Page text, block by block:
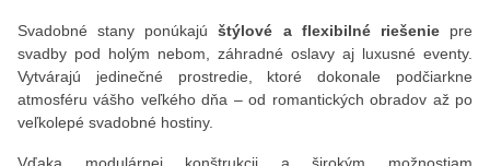
Svadobné stany ponúkajúštýlové a flexibilné riešeniepre
svadby pod holým nebom, záhradné oslavy aj luxusné eventy.
Vytvárajú jedinečné prostredie, ktoré dokonale podčiarkne
atmosféru vášho veľkého dňa – od romantických obradov až po
veľkolepé svadobné hostiny.